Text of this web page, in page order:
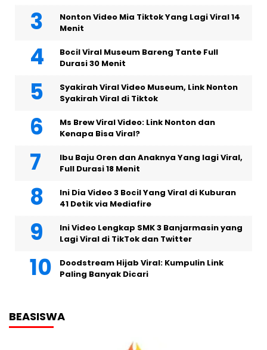
Nonton Video Mia Tiktok Yang Lagi Viral 14
Menit
Bocil Viral Museum Bareng Tante Full
Durasi 30 Menit
Syakirah Viral Video Museum, Link Nonton
Syakirah Viral di Tiktok
Ms Brew Viral Video: Link Nonton dan
Kenapa Bisa Viral?
Ibu Baju Oren dan Anaknya Yang lagi Viral,
Full Durasi 18 Menit
Ini Dia Video 3 Bocil Yang Viral di Kuburan
41 Detik via Mediafire
Ini Video Lengkap SMK 3 Banjarmasin yang
Lagi Viral di TikTok dan Twitter
Doodstream Hijab Viral: Kumpulin Link
Paling Banyak Dicari
BEASISWA